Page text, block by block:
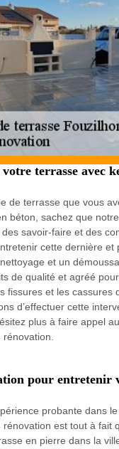
terrasse avec
de terrasse que vous
béton, sachez que
savoir-faire et des
cette dernière et
et un
de qualité et agréé
fissures et les cassures
d’effectuer cette
plus à faire appel
rénovation.
pour entretenir
probante dans
est tout à fait
en pierre dans la